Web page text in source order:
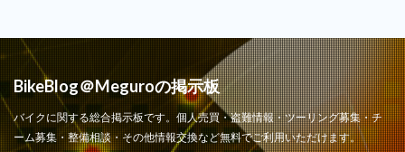
BikeBlog＠Meguroの掲示板
バイクに関する総合掲示板です。個人売買・盗難情報・ツーリング募集・チ
ーム募集・整備相談・その他情報交換など無料でご利用いただけます。